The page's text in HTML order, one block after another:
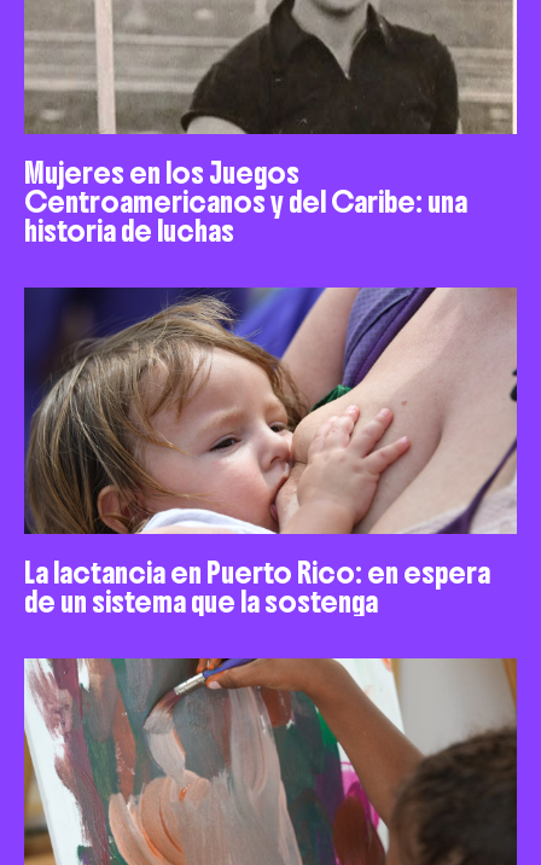
Mujeres en los Juegos
Centroamericanos y del Caribe: una
historia de luchas
La lactancia en Puerto Rico: en espera
de un sistema que la sostenga